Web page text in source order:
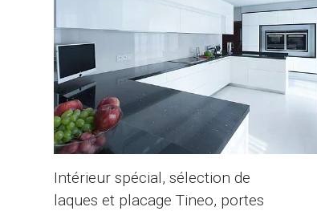
Intérieur spécial, sélection de
laques et placage Tineo, portes